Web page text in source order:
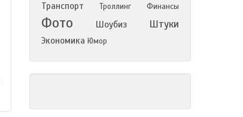
Транспорт Троллинг Финансы
Фото Шоубиз Штуки
Экономика Юмор